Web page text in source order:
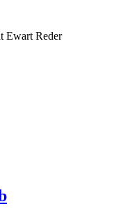
Ewart Reder